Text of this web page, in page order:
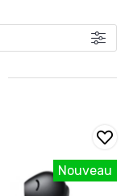
Nouveau